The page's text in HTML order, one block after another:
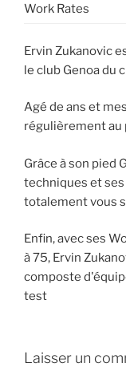
Work Rates
Ervin Zukanovic
le club Genoa du
Agé de ans et
régulièrement au
Grâce à son pied
techniques et
totalement vous
Enfin, avec ses
à 75, Ervin
composte
test
Laisser un